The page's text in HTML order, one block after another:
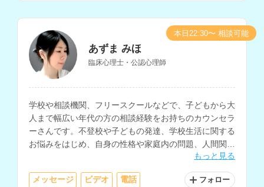
あずま みほ
臨床心理士・公認心理師
学校や相談機関、フリースクールなどで、子どもから大
人まで幅広い年代の方の相談経験をお持ちのカウンセラ
ーさんです。不登校や子どもの発達、学校生活に関する
お悩みをはじめ、自身の性格や家庭内の問題、人間関
係、職場での悩みなど、多様な相談に対応されていま
もっと見る
メッセージ ビデオ 電話 フォロー
本日22:30〜 相談可能